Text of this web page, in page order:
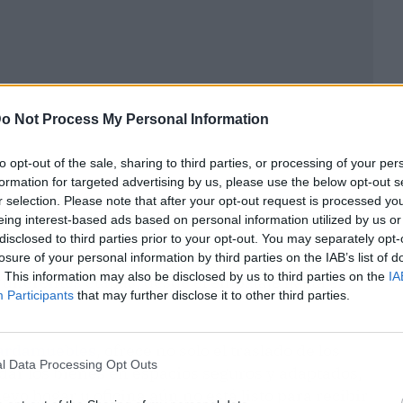
Not Process My Personal Information
opt-out of the sale, sharing to third parties, or processing of your
for targeted advertising by us, please use the below opt-out
selection. Please note that after your opt-out request is processed
interest-based ads based on personal information utilized by us
to third parties prior to your opt-out. You may separately
of your personal information by third parties on the IAB’s list of
This information may also be disclosed by us to third parties on the
Participants that may further disclose it to other third parties.
Data Processing Opt Outs
han diversificado sus servicios para ofrecer
tipos de clientes.
etapas, desde el embalaje hasta el
los bienes en espacios seguros y adaptados,
hogar u oficina aún no está listo para recibir